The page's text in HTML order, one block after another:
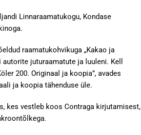
Linnaraamatukogu, Kondase
raamatukohvikuga „Kakao ja
juturaamatute ja luuleni. Kell
200. Originaal ja koopia”, avades
ja koopia tähenduse üle.
kes vestleb koos Contraga kirjutamisest,